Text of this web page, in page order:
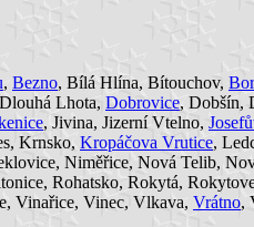
, Bezno, Bílá Hlína, Bítouchov,
Lhota, Dobrovice, Dobšín,
, Jivina, Jizerní Vtelno,
Krnsko, Kropáčova Vrutice,
Niměřice, Nová Telib,
Rohatsko, Rokytá,
Vinařice, Vinec, Vlkava, Vrátno,